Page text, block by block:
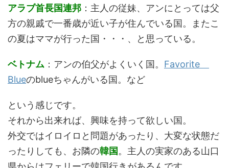
アラブ首長国連邦 ：主人の従妹、アンにとっては父
方の親戚で一番歳が近い子が住んでいる国。またこ
の夏はママが行った国・・・、と思っている。
ベトナム ：アンの伯父がよくいく国。 Favorite
Blueのblueちゃんがいる国。など
という感じです。
それから出来れば、興味を持って欲しい国。
外交ではイロイロと問題があったり、大変な状態だ
ったりしても、お隣の韓国 。主人の実家のある山口